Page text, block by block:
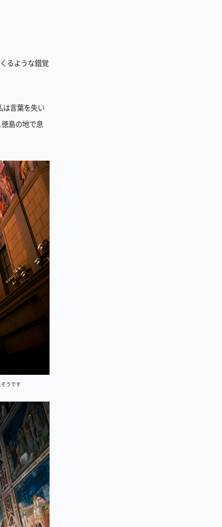
るような錯覚
は言葉を失い
島の地で息
うです